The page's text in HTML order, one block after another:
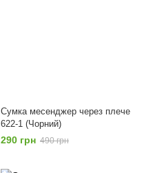
Сумка месенджер через плече
622-1 (Чорний)
290 грн 490 грн